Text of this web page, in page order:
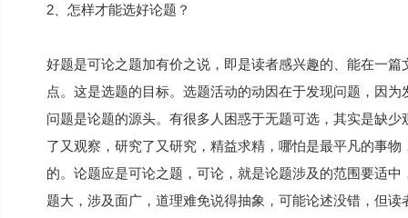
2、怎样才能选好论题？
好题是可论之题加有价之说，即是读者感兴趣的、能在一
点。这是选题的目标。选题活动的动因在于发现问题，因
问题是论题的源头。有很多人困惑于无题可选，其实是缺
了又观察，研究了又研究，精益求精，哪怕是最平凡的事
的。论题应是可论之题，可论，就是论题涉及的范围要适
题大，涉及面广，道理难免说得抽象，可能论述没错，但